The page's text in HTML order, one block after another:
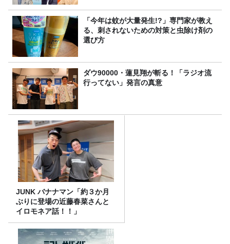
「今年は蚊が大量発生!?」専門家が教え
る、刺されないための対策と虫除け剤の
選び方
ダウ90000・蓮見翔が斬る！「ラジオ流
行ってない」発言の真意
JUNK バナナマン「約３か月
ぶりに登場の近藤春菜さんと
イロモネア話！！」